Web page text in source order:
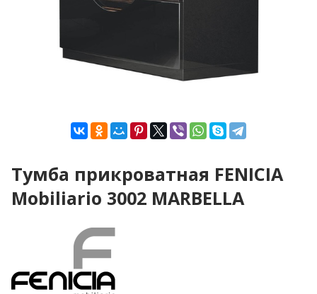
Тумба прикроватная FENICIA
Mobiliario 3002 MARBELLA